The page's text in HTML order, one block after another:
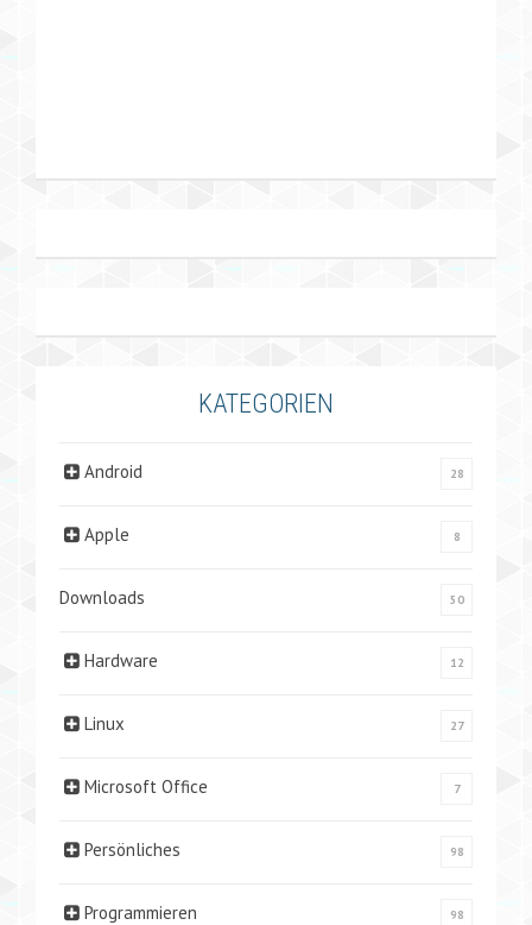
KATEGORIEN
Android 28
Apple 8
Downloads 50
Hardware 12
Linux 27
Microsoft Office 7
Persönliches 98
Programmieren 98